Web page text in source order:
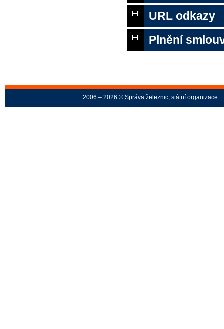
URL odkazy
Plnění
2006 – 2026 © Správa železnic, státní organizace